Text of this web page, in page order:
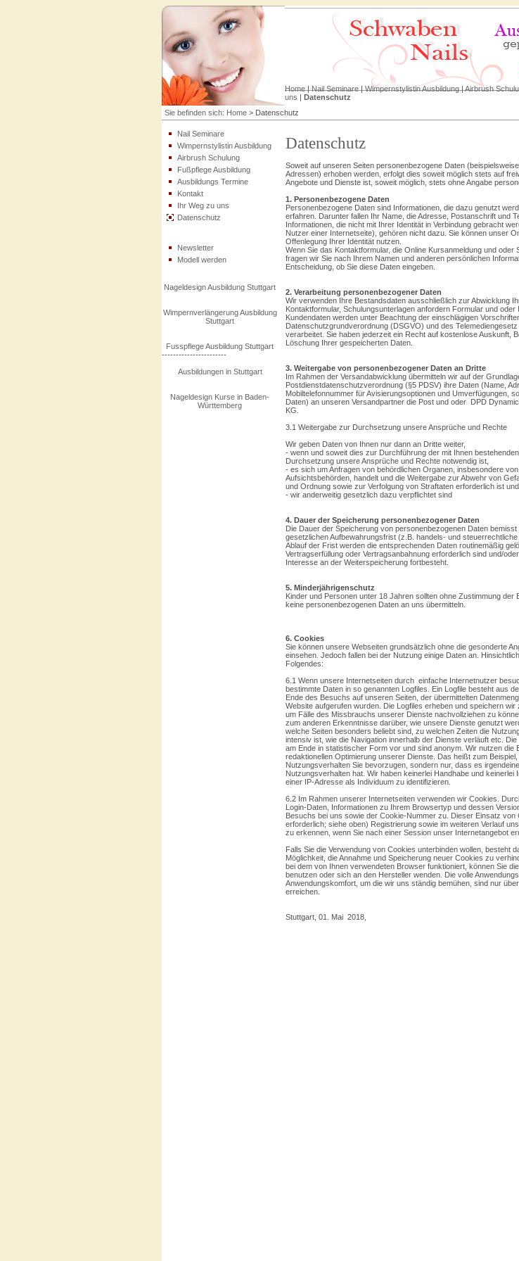
Home|Nail Seminare|Wimpernstylistin Ausbildung|Airbrush
uns | Datenschutz
Sie befinden sich: Home >Datenschutz
Nail Seminare
Wimpernstylistin Ausbildung
Airbrush Schulung
Fußpflege Ausbildung
Ausbildungs Termine
Kontakt
Ihr Weg zu uns
Datenschutz
Newsletter
Modell werden
Nageldesign Ausbildung Stuttgart
Wimpernverlängerung Ausbildung
Stuttgart
Fusspflege Ausbildung Stuttgart
-----------------------
Ausbildungen in Stuttgart
Nageldesign Kurse in Baden-
Württemberg
Datenschutz
Soweit auf unseren Seiten personenbezogene Daten
Adressen) erhoben werden, erfolgt dies soweit möglich stets auf
Angebote und Dienste ist, soweit möglich, stets ohne Angabe
1. Personenbezogene Daten
Personenbezogene Daten sind Informationen, die dazu genutzt
erfahren. Darunter fallen Ihr Name, die Adresse, Postanschrift und
Informationen, die nicht mit Ihrer Identität in Verbindung gebracht
Nutzer einer Internetseite), gehören nicht dazu. Sie können unser
Offenlegung Ihrer Identität nutzen.
Wenn Sie das Kontaktformular, die Online Kursanmeldung und oder
fragen wir Sie nach Ihrem Namen und anderen persönlichen
Entscheidung, ob Sie diese Daten eingeben.
2. Verarbeitung personenbezogener Daten
Wir verwenden Ihre Bestandsdaten ausschließlich zur Abwicklung
Kontaktformular, Schulungsunterlagen anfordern Formular und oder
Kundendaten werden unter Beachtung der einschlägigen
Datenschutzgrundverordnung (DSGVO) und des
verarbeitet. Sie haben jederzeit ein Recht auf kostenlose Auskunft,
Löschung Ihrer gespeicherten Daten.
3. Weitergabe von personenbezogener Daten an Dritte
Im Rahmen der Versandabwicklung übermitteln wir auf der
Postdienstdatenschutzverordnung (§5 PDSV) ihre Daten (Name,
Mobiltelefonnummer für Avisierungsoptionen und Umverfügungen,
Daten) an unseren Versandpartner die Post und oder DPD
KG.
3.1 Weitergabe zur Durchsetzung unsere Ansprüche und Rechte
Wir geben Daten von Ihnen nur dann an Dritte weiter,
- wenn und soweit dies zur Durchführung der mit Ihnen
Durchsetzung unsere Ansprüche und Rechte notwendig ist,
- es sich um Anfragen von behördlichen Organen, insbesondere
Aufsichtsbehörden, handelt und die Weitergabe zur Abwehr von
und Ordnung sowie zur Verfolgung von Straftaten erforderlich ist
- wir anderweitig gesetzlich dazu verpflichtet sind
4. Dauer der Speicherung personenbezogener Daten
Die Dauer der Speicherung von personenbezogenen Daten
gesetzlichen Aufbewahrungsfrist (z.B. handels- und
Ablauf der Frist werden die entsprechenden Daten routinemäßig
Vertragserfüllung oder Vertragsanbahnung erforderlich sind und/
Interesse an der Weiterspeicherung fortbesteht.
5. Minderjährigenschutz
Kinder und Personen unter 18 Jahren sollten ohne Zustimmung der
keine personenbezogenen Daten an uns übermitteln.
6. Cookies
Sie können unsere Webseiten grundsätzlich ohne die gesonderte
einsehen. Jedoch fallen bei der Nutzung einige Daten an.
Folgendes:
6.1 Wenn unsere Internetseiten durch einfache Internetnutzer
bestimmte Daten in so genannten Logfiles. Ein Logfile besteht aus
Ende des Besuchs auf unseren Seiten, der übermittelten
Website aufgerufen wurden. Die Logfiles erheben und speichern wir
um Fälle des Missbrauchs unserer Dienste nachvollziehen zu
zum anderen Erkenntnisse darüber, wie unsere Dienste genutzt
welche Seiten besonders beliebt sind, zu welchen Zeiten die
intensiv ist, wie die Navigation innerhalb der Dienste verläuft etc.
am Ende in statistischer Form vor und sind anonym. Wir nutzen die
redaktionellen Optimierung unserer Dienste. Das heißt zum
Nutzungsverhalten Sie bevorzugen, sondern nur, dass es
Nutzungsverhalten hat. Wir haben keinerlei Handhabe und keinerlei
einer IP-Adresse als Individuum zu identifizieren.
6.2 Im Rahmen unserer Internetseiten verwenden wir Cookies.
Login-Daten, Informationen zu Ihrem Browsertyp und dessen
Besuchs bei uns sowie der Cookie-Nummer zu. Dieser Einsatz von
erforderlich; siehe oben) Registrierung sowie im weiteren Verlauf
zu erkennen, wenn Sie nach einer Session unser Internetangebot
Falls Sie die Verwendung von Cookies unterbinden wollen, besteht
Möglichkeit, die Annahme und Speicherung neuer Cookies zu
bei dem von Ihnen verwendeten Browser funktioniert, können Sie
benutzen oder sich an den Hersteller wenden. Die volle
Anwendungskomfort, um die wir uns ständig bemühen, sind nur
erreichen.
Stuttgart, 01. Mai 2018,